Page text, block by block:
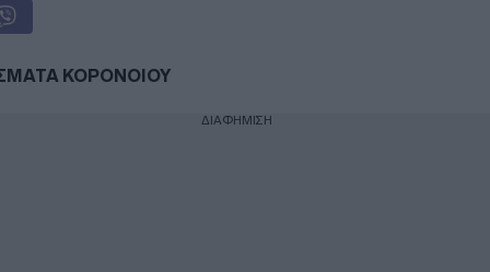
ΚΟΡΟΝΟΙΟΥ
ΔΙΑΦΗΜΙΣΗ